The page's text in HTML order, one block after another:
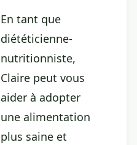
En tant que
diététicienne-
nutritionniste,
Claire peut vous
aider à adopter
une alimentation
plus saine et